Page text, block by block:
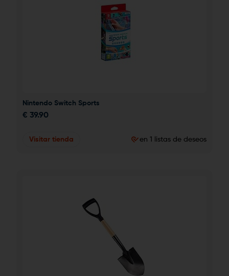
Nintendo Switch Sports
€ 39.90
Visitar tienda en 1 listas de deseos